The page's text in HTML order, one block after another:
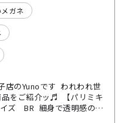
ガネ
店のYunoです われわれ世
品をご紹介ッ♬ 【パリミキ
イズ BR 細身で透明感のあ